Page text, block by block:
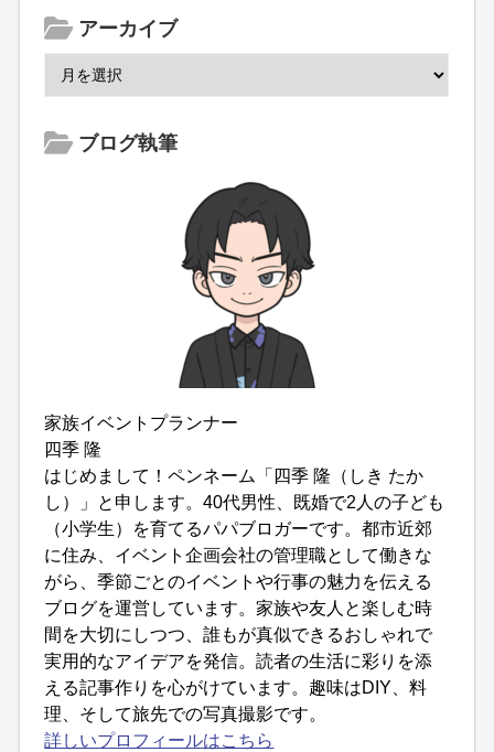
アーカイブ
ブログ執筆
家族イベントプランナー
四季 隆
はじめまして！ペンネーム「四季 隆（しき たか
し）」と申します。40代男性、既婚で2人の子ども
（小学生）を育てるパパブロガーです。都市近郊
に住み、イベント企画会社の管理職として働きな
がら、季節ごとのイベントや行事の魅力を伝える
ブログを運営しています。家族や友人と楽しむ時
間を大切にしつつ、誰もが真似できるおしゃれで
実用的なアイデアを発信。読者の生活に彩りを添
える記事作りを心がけています。趣味はDIY、料
理、そして旅先での写真撮影です。
詳しいプロフィールはこちら